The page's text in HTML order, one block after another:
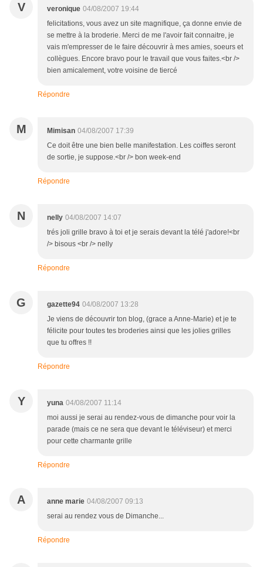
V veronique 04/08/2007 19:44
felicitations, vous avez un site magnifique, ça donne envie de
se mettre à la broderie. Merci de me l'avoir fait connaitre, je
vais m'empresser de le faire découvrir à mes amies, soeurs et
collègues. Encore bravo pour le travail que vous faites.<br />
bien amicalement, votre voisine de tiercé
Répondre
M Mimisan 04/08/2007 17:39
Ce doit être une bien belle manifestation. Les coiffes seront
de sortie, je suppose.<br /> bon week-end
Répondre
N nelly 04/08/2007 14:07
trés joli grille bravo à toi et je serais devant la télé j'adore!<br
/> bisous <br /> nelly
Répondre
G gazette94 04/08/2007 13:28
Je viens de découvrir ton blog, (grace a Anne-Marie) et je te
félicite pour toutes tes broderies ainsi que les jolies grilles
que tu offres !!
Répondre
Y yuna 04/08/2007 11:14
moi aussi je serai au rendez-vous de dimanche pour voir la
parade (mais ce ne sera que devant le téléviseur) et merci
pour cette charmante grille
Répondre
A anne marie 04/08/2007 09:13
serai au rendez vous de Dimanche...
Répondre